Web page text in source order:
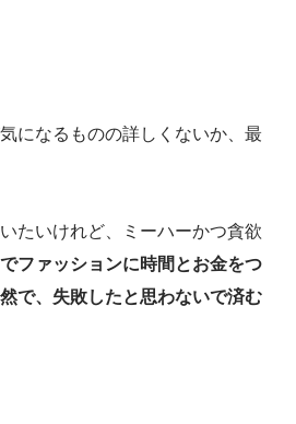
になるものの詳しくないか、最
たいけれど、ミーハーかつ貪欲
ファッションに時間とお金をつ
で、失敗したと思わないで済む